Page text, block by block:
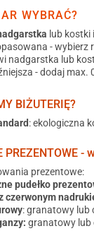
WYBRAĆ?
lub kostki
- wybierz
nadgarstka lub
- dodaj max.
BIŻUTERIĘ?
: ekologiczna
PREZENTOWE -
prezentowe:
pudełko
czerwonym
: granatowy lub
granatowy lub